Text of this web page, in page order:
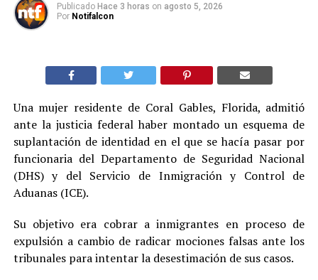
Publicado Hace 3 horas on agosto 5, 2026
Por Notifalcon
Una mujer residente de Coral Gables, Florida, admitió
ante la justicia federal haber montado un esquema de
suplantación de identidad en el que se hacía pasar por
funcionaria del Departamento de Seguridad Nacional
(DHS) y del Servicio de Inmigración y Control de
Aduanas (ICE).
Su objetivo era cobrar a inmigrantes en proceso de
expulsión a cambio de radicar mociones falsas ante los
tribunales para intentar la desestimación de sus casos.